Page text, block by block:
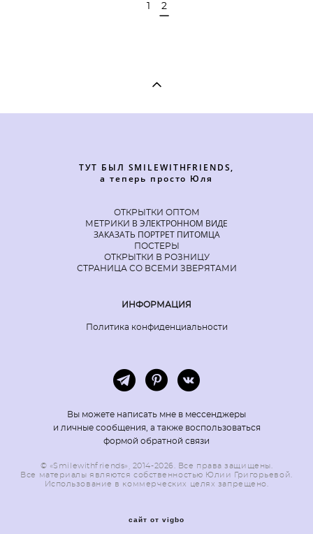
2
ТУТ БЫЛ SMILEWITHFRIENDS,
а теперь просто Юля
ОТКРЫТКИ ОПТОМ
МЕТРИКИ В ЭЛЕКТРОННОМ ВИДЕ
ЗАКАЗАТЬ ПОРТРЕТ ПИТОМЦА
ПОСТЕРЫ
ОТКРЫТКИ В РОЗНИЦУ
СТРАНИЦА СО ВСЕМИ ЗВЕРЯТАМИ
ИНФОРМАЦИЯ
Политика конфиденциальности
Вы можете написать мне в мессенджеры
и личные сообщения, а также воспользоваться
формой обратной связи
© «Smilewithfriends», 2014-2026. Все права защищены.
Все материалы являются собственностью Юлии Григорьевой.
Использование в коммерческих целях запрещено.
сайт от vigbo